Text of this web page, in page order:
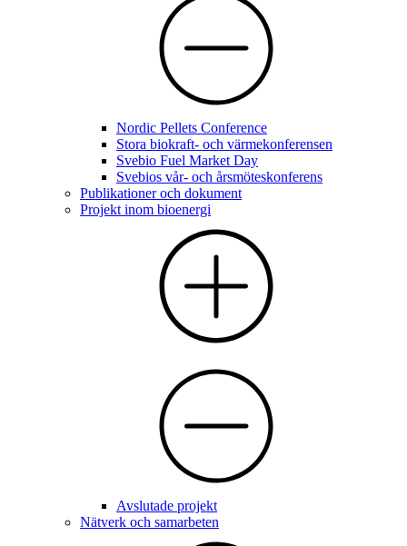
Nordic Pellets Conference
Stora biokraft- och värmekonferensen
Svebio Fuel Market Day
Svebios vår- och årsmöteskonferens
Publikationer och dokument
Projekt inom bioenergi
Avslutade projekt
Nätverk och samarbeten